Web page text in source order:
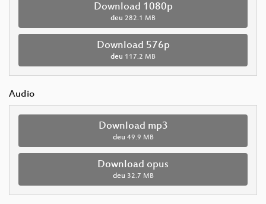
Download 1080p
deu 282.1 MB
Download 576p
deu 117.2 MB
Audio
Download mp3
deu 49.9 MB
Download opus
deu 32.7 MB